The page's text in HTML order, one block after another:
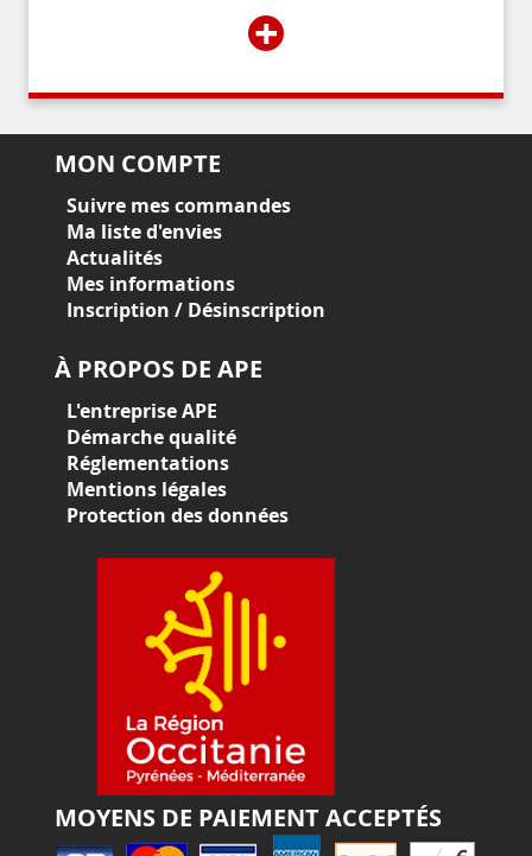
+
MON COMPTE
Suivre mes commandes
Ma liste d'envies
Actualités
Mes informations
Inscription / Désinscription
À PROPOS DE APE
L'entreprise APE
Démarche qualité
Réglementations
Mentions légales
Protection des données
MOYENS DE PAIEMENT ACCEPTÉS